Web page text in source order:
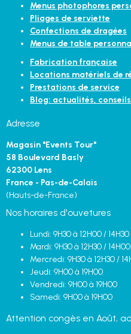
Menus photophores
Pliages de serviette
Confections de dragées
Menus de table
Fabrication française
Locations matériels de
Prestations de service
Blog: actualités,
Adresse
Magasin "Events Tour"
58 Boulevard Basly
62300 Lens
France - Pas-de-Calais
(Hauts-de-France)
Nos horaires d'ouvetures
Lundi: 9H30 à 12H00 /
Mardi: 9H30 à 12H30 /
Mercredi: 9H30 à 12H30 /
Jeudi: 9H00 à 19H00
Vendredi: 9H00 à 19H00
Samedi: 9H00 à 19H00
Attention congès en Août,